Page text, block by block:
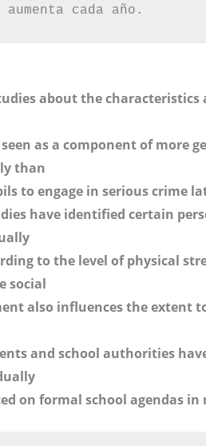
aumenta cada año.
about the
as a component of more
than
to engage in serious crime
have identified certain
to the level of physical
social
also influences the extent
and school authorities
on formal school agendas